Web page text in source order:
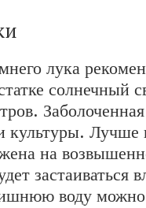
лука
солнечный
культуры. Лучше
на
застаиваться
воду